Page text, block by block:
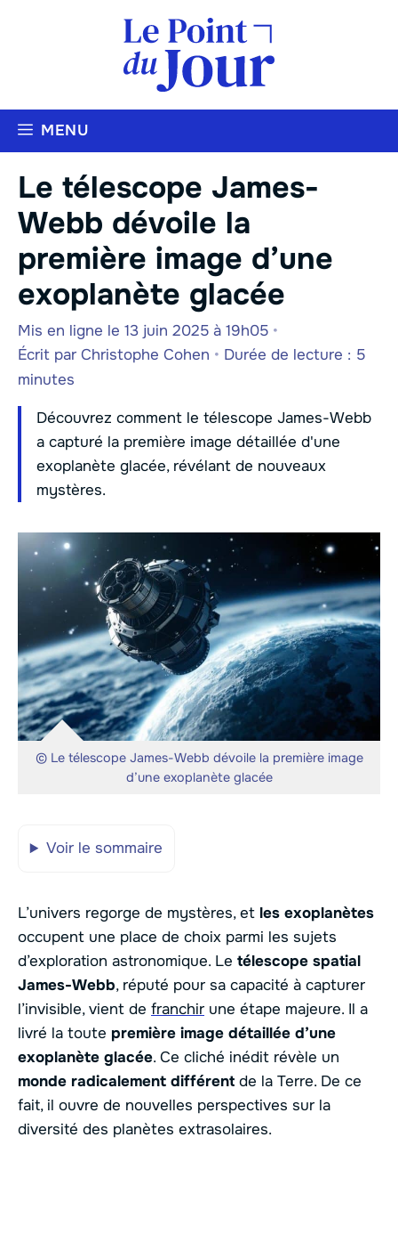
MENU
Le télescope James-
Webb dévoile la
première image d’une
exoplanète glacée
Mis en ligne le 13 juin 2025 à 19h05 •
Écrit par Christophe Cohen • Durée de lecture : 5
minutes
Découvrez comment le télescope James-Webb
a capturé la première image détaillée d'une
exoplanète glacée, révélant de nouveaux
mystères.
© Le télescope James-Webb dévoile la première image
d’une exoplanète glacée
Voir le sommaire
L’univers regorge de mystères, et les exoplanètes
occupent une place de choix parmi les sujets
d’exploration astronomique. Le télescope spatial
James-Webb, réputé pour sa capacité à capturer
l’invisible, vient de franchir une étape majeure. Il a
livré la toute première image détaillée d’une
exoplanète glacée. Ce cliché inédit révèle un
monde radicalement différent de la Terre. De ce
fait, il ouvre de nouvelles perspectives sur la
diversité des planètes extrasolaires.